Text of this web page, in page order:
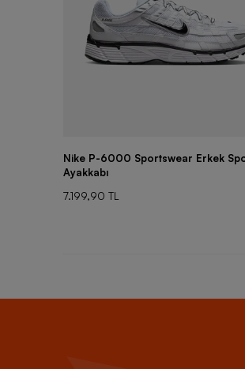
Nike P-6000 Sportswear Erkek
Ayakkabı
7.199,90 TL